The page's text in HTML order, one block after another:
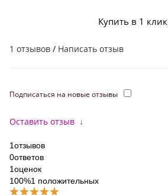
Купить в 1 клик
1 отзывов / Написать отзыв
Подписаться на новые отзывы
Оставить отзыв ↓
1отзывов
0ответов
1оценок
100%1 положительных